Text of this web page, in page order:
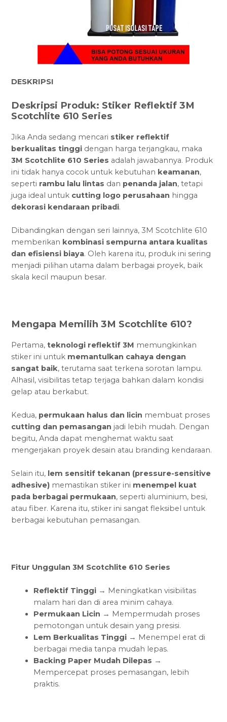
DESKRIPSI
Deskripsi Produk: Stiker Reflektif 3M
Scotchlite 610 Series
Jika Anda sedang mencari stiker reflektif
berkualitas tinggi dengan harga terjangkau, maka
3M Scotchlite 610 Series adalah jawabannya. Produk
ini tidak hanya cocok untuk kebutuhan keamanan,
seperti rambu lalu lintas dan penanda jalan, tetapi
juga ideal untuk cutting logo perusahaan hingga
dekorasi kendaraan pribadi.
Dibandingkan dengan seri lainnya, 3M Scotchlite 610
memberikan kombinasi sempurna antara kualitas
dan efisiensi biaya. Oleh karena itu, produk ini sering
menjadi pilihan utama dalam berbagai proyek, baik
skala kecil maupun besar.
Mengapa Memilih 3M Scotchlite 610?
Pertama,teknologi reflektif 3M memungkinkan
stiker ini untuk memantulkan cahaya dengan
sangat baik, terutama saat terkena sorotan lampu.
Alhasil, visibilitas tetap terjaga bahkan dalam kondisi
gelap atau berkabut.
Kedua, permukaan halus dan licin membuat proses
cutting dan pemasangan jadi lebih mudah. Dengan
begitu, Anda dapat menghemat waktu saat
mengerjakan proyek desain atau branding kendaraan.
Selain itu, lem sensitif tekanan (pressure-sensitive
adhesive) memastikan stiker ini menempel kuat
pada berbagai permukaan, seperti aluminium, besi,
atau fiber. Karena itu, stiker ini sangat fleksibel untuk
berbagai kebutuhan pemasangan.
Fitur Unggulan 3M Scotchlite 610 Series
Reflektif Tinggi → Meningkatkan visibilitas
malam hari dan di area minim cahaya.
Permukaan Licin → Mempermudah proses
pemotongan untuk desain yang presisi.
Lem Berkualitas Tinggi → Menempel erat di
berbagai media tanpa mudah lepas.
Backing Paper Mudah Dilepas →
Mempercepat proses pemasangan, lebih
praktis.